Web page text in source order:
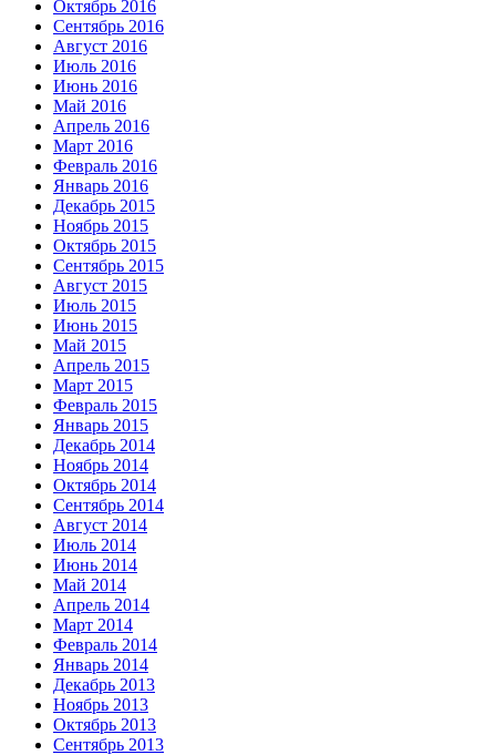
Октябрь 2016
Сентябрь 2016
Август 2016
Июль 2016
Июнь 2016
Май 2016
Апрель 2016
Март 2016
Февраль 2016
Январь 2016
Декабрь 2015
Ноябрь 2015
Октябрь 2015
Сентябрь 2015
Август 2015
Июль 2015
Июнь 2015
Май 2015
Апрель 2015
Март 2015
Февраль 2015
Январь 2015
Декабрь 2014
Ноябрь 2014
Октябрь 2014
Сентябрь 2014
Август 2014
Июль 2014
Июнь 2014
Май 2014
Апрель 2014
Март 2014
Февраль 2014
Январь 2014
Декабрь 2013
Ноябрь 2013
Октябрь 2013
Сентябрь 2013